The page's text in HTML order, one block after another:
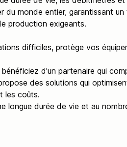
monde entier, garantissant
production exigeants.
difficiles, protège vos
d'un partenaire qui
des solutions qui
les coûts.
longue durée de vie et au